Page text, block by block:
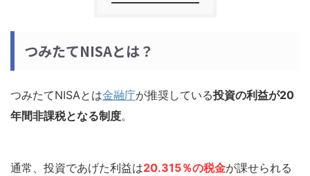
つみたてNISAとは？
つみたてNISAとは金融庁が推奨している投資の利益が20
年間非課税となる制度。
通常、投資であげた利益は20.315％の税金が課せられる